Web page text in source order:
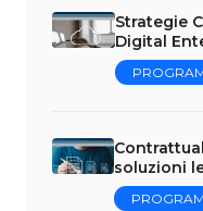
Strategie
Digital
soluzioni